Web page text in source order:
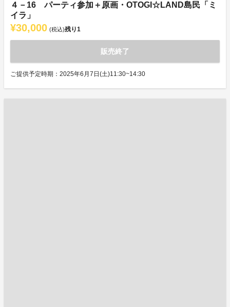
４－16 パーティ参加＋原画・OTOGI☆LAND島民「ミ
イラ」
¥30,000 (税込)残り1
販売終了
ご提供予定時期：2025年6月7日(土)11:30~14:30